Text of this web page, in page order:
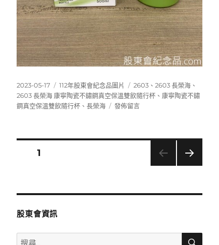
發
佈
日
2023-05-17
分
類
112年股東會紀念品圖片
標
籤
2603 、2603 長榮海 、
2603 長榮海 康寧陶瓷不鏽鋼真空保溫雙飲隨行杯 、 康寧陶瓷不鏽
鋼真空保溫雙飲隨行杯 、長榮海
在
不
發佈留言
分
頁次1
股東會資訊
搜
搜